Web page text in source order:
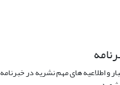
و اطلاعیه های مهم نشریه در خبرنامه